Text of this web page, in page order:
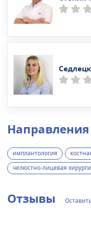
Направления
имплантология
челюстно-лицевая
Отзывы